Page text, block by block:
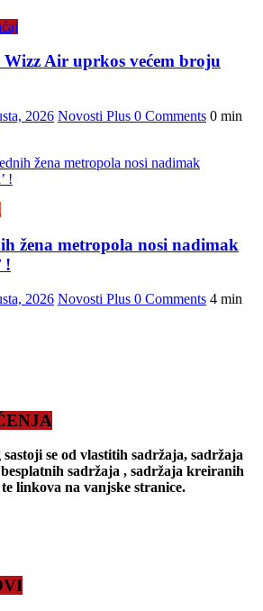
Air uprkos većem broju
2026 Novosti Plus 0 Comments 0 min
žena metropola nosi nadimak
!
2026 Novosti Plus 0 Comments 4 min
se od vlastitih sadržaja, sadržaja
sadržaja , sadržaja kreiranih
linkova na vanjske stranice.